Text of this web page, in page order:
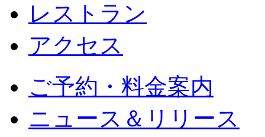
レストラン
アクセス
ご予約・料金案内
ニュース＆リリース